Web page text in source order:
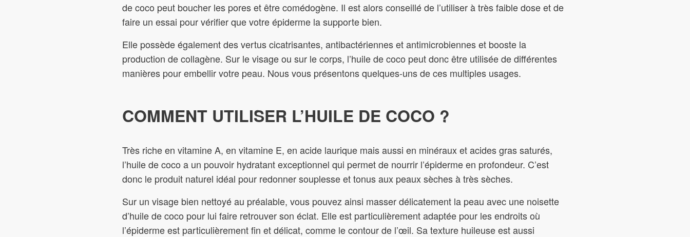
de coco peut boucher les pores et être comédogène. Il est alors conseillé de l’utiliser à très faible dose et de
faire un essai pour vérifier que votre épiderme la supporte bien.
Elle possède également des vertus cicatrisantes, antibactériennes et antimicrobiennes et booste la
production de collagène. Sur le visage ou sur le corps, l’huile de coco peut donc être utilisée de différentes
manières pour embellir votre peau. Nous vous présentons quelques-uns de ces multiples usages.
COMMENT UTILISER L’HUILE DE COCO ?
Très riche en vitamine A, en vitamine E, en acide laurique mais aussi en minéraux et acides gras saturés,
l’huile de coco a un pouvoir hydratant exceptionnel qui permet de nourrir l’épiderme en profondeur. C’est
donc le produit naturel idéal pour redonner souplesse et tonus aux peaux sèches à très sèches.
Sur un visage bien nettoyé au préalable, vous pouvez ainsi masser délicatement la peau avec une noisette
d’huile de coco pour lui faire retrouver son éclat. Elle est particulièrement adaptée pour les endroits où
l’épiderme est particulièrement fin et délicat, comme le contour de l’œil. Sa texture huileuse est aussi